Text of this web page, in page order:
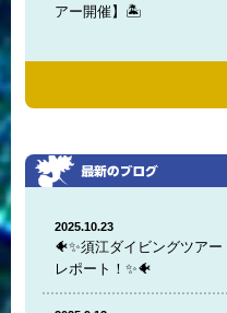
アー開催】🏝️
2025.10.23
🐠✨須江ダイビングツアー
レポート！✨🐠